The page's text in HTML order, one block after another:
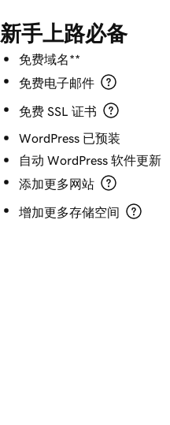
新手上路必备
免费域名**
免费电子邮件
免费 SSL 证书
WordPress 已预装
自动 WordPress 软件更新
添加更多网站
增加更多存储空间